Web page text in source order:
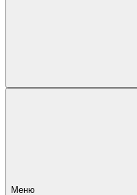
Меню